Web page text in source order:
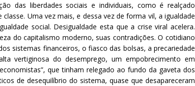
das liberdades sociais e individuais, como é realçado
Uma vez mais, e dessa vez de forma vil, a igualdade
social. Desigualdade esta que a crise viral acelera.
do capitalismo moderno, suas contradições. O cotidiano
sistemas financeiros, o fiasco das bolsas, a precariedade
vertiginosa do desemprego, um empobrecimento em
que tinham relegado ao fundo da gaveta dos
de desequilíbrio do sistema, quase que desapareceram